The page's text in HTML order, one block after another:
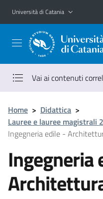
Vai al contenuto principale
Vai al menu di navigazione
Università di Catania
Vai ai contenuti
Home > Didattica >
Lauree e lauree magistrali
Ingegneria edile -
Ingegneria